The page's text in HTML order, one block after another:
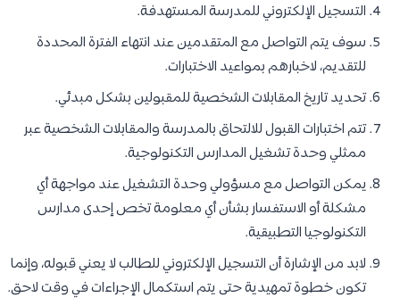
التسجيل الإلكتروني للمدرسة المستهدفة.
سوف يتم التواصل مع المتقدمين عند انتهاء الفترة المحددة
للتقديم، لاخبارهم بمواعيد الاختبارات.
تحديد تاريخ المقابلات الشخصية للمقبولين بشكل مبدئي.
تتم اختبارات القبول للالتحاق بالمدرسة والمقابلات الشخصية عبر
ممثلي وحدة تشغيل المدارس التكنولوجية.
يمكن التواصل مع مسؤولي وحدة التشغيل عند مواجهة أي
مشكلة أو الاستفسار بشأن أي معلومة تخص إحدى مدارس
التكنولوجيا التطبيقية.
لابد من الإشارة أن التسجيل الإلكتروني للطالب لا يعني قبوله، وإنما
تكون خطوة تمهيدية حتى يتم استكمال الإجراءات في وقت لاحق.